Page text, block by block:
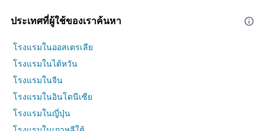
ประเทศที่ผู้ใช้ของเราค้นหา
โรงแรมในออสเตรเลีย
โรงแรมในไต้หวัน
โรงแรมในจีน
โรงแรมในอินโดนีเซีย
โรงแรมในญี่ปุ่น